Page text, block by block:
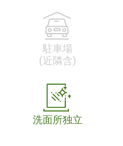
駐車場
(近隣含)
洗面所独立